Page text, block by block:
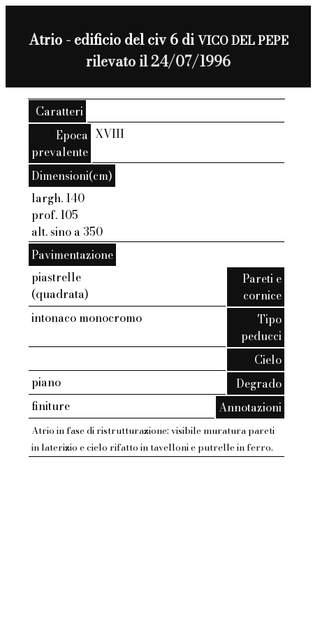
Atrio - edificio del civ 6 diVICO DEL PEPE
rilevato il 24/07/1996
Caratteri
Epoca
prevalente
XVIII
Dimensioni(cm)
largh. 140
prof. 105
alt. sino a 350
Pavimentazione
piastrelle
(quadrata)
Pareti e
cornice
intonaco monocromo
Tipo
peducci
Cielo
piano
Degrado
finiture
Annotazioni
Atrio in fase di ristrutturazione: visibile muratura pareti
in laterizio e cielo rifatto in tavelloni e putrelle in ferro.